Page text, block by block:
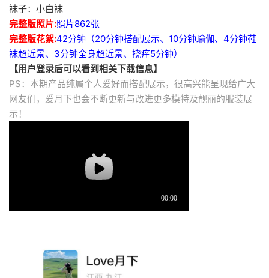
袜子：小白袜
完整版照片:照片862张
完整版花絮:42分钟（20分钟搭配展示、10分钟瑜伽、4分钟鞋
袜超近景、3分钟全身超近景、挠痒5分钟）
【用户登录后可以看到相关下载信息】
PS：本期产品纯属个人爱好而搭配展示，很高兴能呈现给广大
网友们，爱月下也会不断更新与改进更多模特及靓丽的服装展
示！